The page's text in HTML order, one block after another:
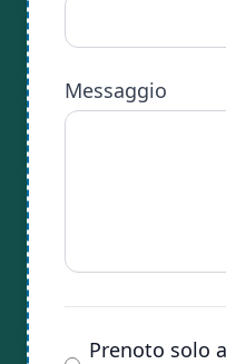
Messaggio
Prenoto solo